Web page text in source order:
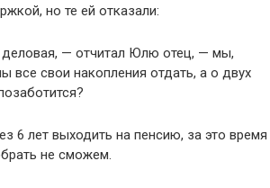
но те ей отказали:
— отчитал Юлю отец, — мы,
все свои накопления отдать, а о двух
6 лет выходить на пенсию, за это время
не сможем.